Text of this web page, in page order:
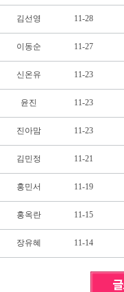
김선영 11-28
이동순 11-27
신온유 11-23
윤진 11-23
진아맘 11-23
김민정 11-21
홍민서 11-19
홍옥란 11-15
장유혜 11-14